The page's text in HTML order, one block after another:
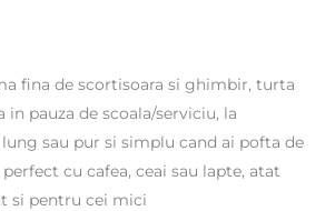
fina de scortisoara si ghimbir, turta
in pauza de scoala/serviciu, la
sau pur si simplu cand ai pofta de
cu cafea, ceai sau lapte, atat
si pentru cei mici